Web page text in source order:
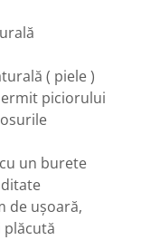
( piele )
piciorului
un burete
de ușoară,